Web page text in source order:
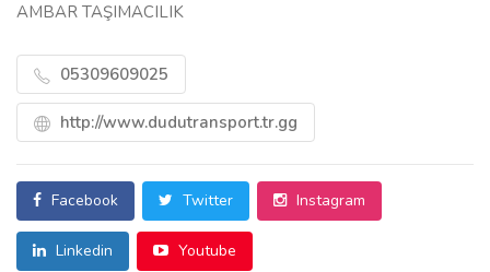
AMBAR TAŞIMACILIK
05309609025
http://www.dudutransport.tr.gg
Facebook Twitter Instagram
Linkedin Youtube